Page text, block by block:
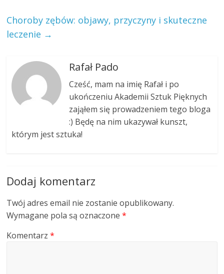
Choroby zębów: objawy, przyczyny i skuteczne
leczenie →
Rafał Pado
Cześć, mam na imię Rafał i po
ukończeniu Akademii Sztuk Pięknych
zająłem się prowadzeniem tego bloga
:) Będę na nim ukazywał kunszt,
którym jest sztuka!
Dodaj komentarz
Twój adres email nie zostanie opublikowany.
Wymagane pola są oznaczone*
Komentarz*